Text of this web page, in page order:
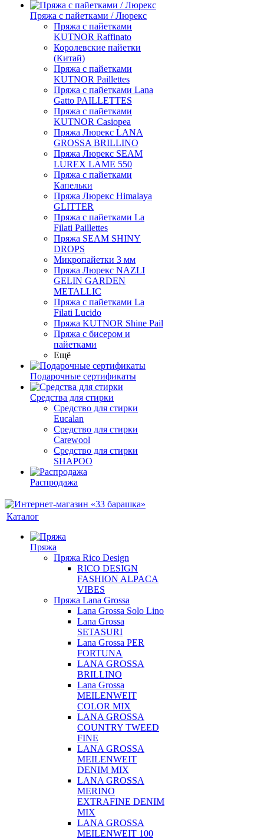
Пряжа с пайетками / Люрекс
Пряжа с пайетками
KUTNOR Raffinato
Королевские пайетки
(Китай)
Пряжа с пайетками
KUTNOR Paillettes
Пряжа с пайетками Lana
Gatto PAILLETTES
Пряжа с пайетками
KUTNOR Casiopea
Пряжа Люрекс LANA
GROSSA BRILLINO
Пряжа Люрекс SEAM
LUREX LAME 550
Пряжа с пайетками
Капельки
Пряжа Люрекс Himalaya
GLITTER
Пряжа с пайетками La
Filati Paillettes
Пряжа SEAM SHINY
DROPS
Микропайетки 3 мм
Пряжа Люрекс NAZLI
GELIN GARDEN
METALLIC
Пряжа с пайетками La
Filati Lucido
Пряжа KUTNOR Shine Pail
Пряжа с бисером и
пайетками
Ещё
Подарочные сертификаты
Средства для стирки
Средство для стирки
Eucalan
Средство для стирки
Carewool
Средство для стирки
SHAPOO
Распродажа
Каталог
Пряжа
Пряжа Rico Design
RICO DESIGN
FASHION ALPACA
VIBES
Пряжа Lana Grossa
Lana Grossa Solo Lino
Lana Grossa
SETASURI
Lana Grossa PER
FORTUNA
LANA GROSSA
BRILLINO
Lana Grossa
MEILENWEIT
COLOR MIX
LANA GROSSA
COUNTRY TWEED
FINE
LANA GROSSA
MEILENWEIT
DENIM MIX
LANA GROSSA
MERINO
EXTRAFINE DENIM
MIX
LANA GROSSA
MEILENWEIT 100